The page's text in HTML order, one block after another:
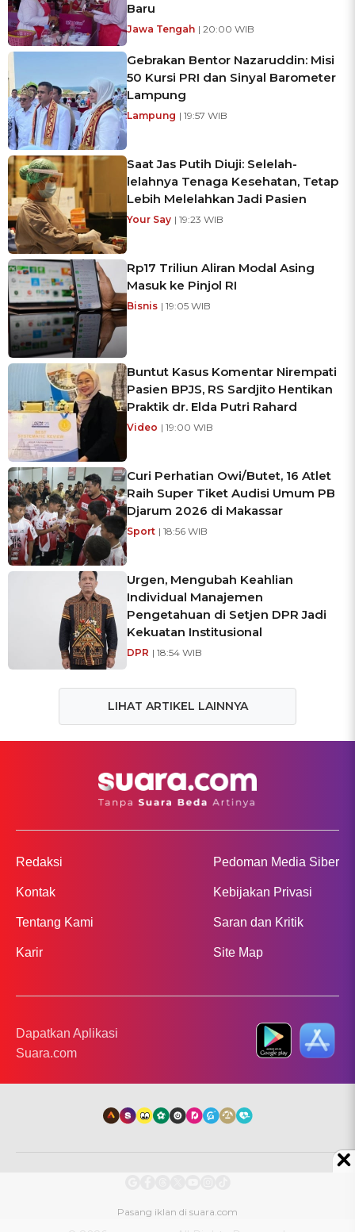
Baru
Jawa Tengah | 20:00 WIB
Gebrakan Bentor Nazaruddin: Misi
50 Kursi PRI dan Sinyal Barometer
Lampung
Lampung | 19:57 WIB
Saat Jas Putih Diuji: Selelah-
lelahnya Tenaga Kesehatan, Tetap
Lebih Melelahkan Jadi Pasien
Your Say | 19:23 WIB
Rp17 Triliun Aliran Modal Asing
Masuk ke Pinjol RI
Bisnis | 19:05 WIB
Buntut Kasus Komentar Nirempati
Pasien BPJS, RS Sardjito Hentikan
Praktik dr. Elda Putri Rahard
Video | 19:00 WIB
Curi Perhatian Owi/Butet, 16 Atlet
Raih Super Tiket Audisi Umum PB
Djarum 2026 di Makassar
Sport | 18:56 WIB
Urgen, Mengubah Keahlian
Individual Manajemen
Pengetahuan di Setjen DPR Jadi
Kekuatan Institusional
DPR | 18:54 WIB
LIHAT ARTIKEL LAINNYA
Redaksi
Kontak
Tentang Kami
Karir
Pedoman Media Siber
Kebijakan Privasi
Saran dan Kritik
Site Map
Dapatkan Aplikasi
Suara.com